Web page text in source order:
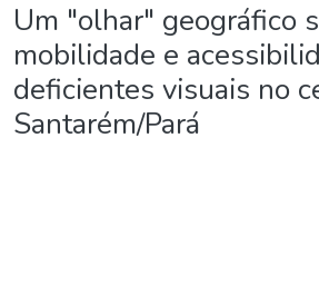
Um "olhar" geográfico
mobilidade e
deficientes visuais no
Santarém/Pará